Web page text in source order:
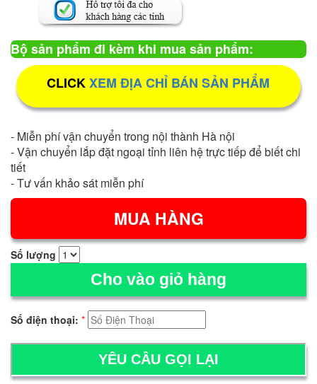
Bộ sản phẩm đi kèm khi mua sản phẩm:
CLICKXEM ĐỊA CHỈ BÁN SẢN PHẨM
- Miễn phí vận chuyển trong nội thành Hà nội
- Vận chuyển lắp đặt ngoại tỉnh liên hệ trực tiếp để biết chi
tiết
- Tư vấn khảo sát miễn phí
Số lượng
Cho vào giỏ hàng
Số điện thoại: *